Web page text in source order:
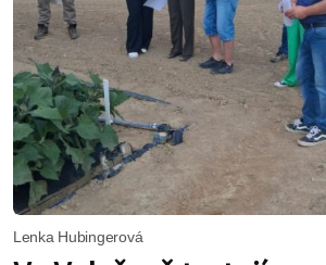
Lenka Hubingerová